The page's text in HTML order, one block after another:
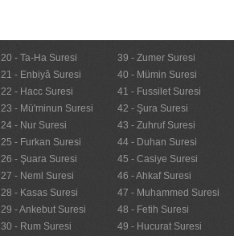
20 - Ta-Ha Suresi
21 - Enbiyâ Suresi
22 - Hacc Suresi
23 - Mü'minun Suresi
24 - Nur Suresi
25 - Furkan Suresi
26 - Şuara Suresi
27 - Neml Suresi
28 - Kasas Suresi
29 - Ankebut Suresi
30 - Rum Suresi
39 - Zumer Suresi
40 - Mümin Suresi
41 - Fussilet Suresi
42 - Şura Suresi
43 - Zuhruf Suresi
44 - Duhan Suresi
45 - Casiye Suresi
46 - Ahkaf Suresi
47 - Muhammed Suresi
48 - Fetih Suresi
49 - Hucurat Suresi